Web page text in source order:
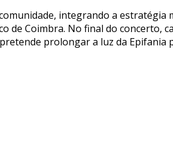
integrando a estratégia
de Coimbra. No final do concerto,
prolongar a luz da Epifania